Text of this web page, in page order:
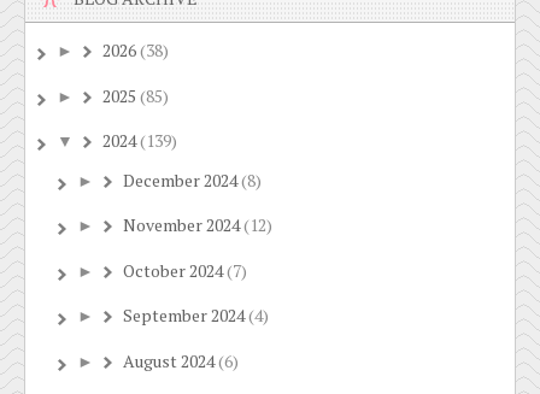
► 2026(38)
► 2025 (85)
▼ 2024(139)
► December 2024(8)
► November 2024(12)
► October 2024(7)
► September 2024(4)
► August 2024(6)